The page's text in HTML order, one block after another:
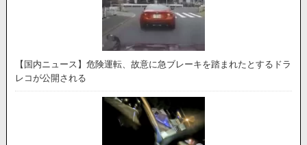
【国内ニュース】危険運転、故意に急ブレーキを踏まれたとするドラ
レコが公開される